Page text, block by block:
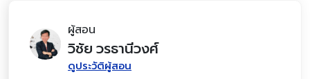
ผู้สอน
วิชัย วรธานีวงศ์
ดูประวัติผู้สอน